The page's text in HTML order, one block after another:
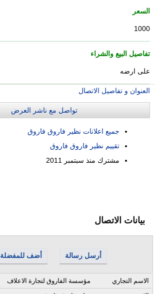
السعر
1000
تفاصيل البيع والشراء
على ارضه
العنوان و تفاصيل الاتصال
تواصل مع ناشر العرض
جميع اعلانات نظير فاروق فاروق
تقييم نظير فاروق فاروق
مشترك منذ سبتمبر 2011
بيانات الاتصال
أضف للمفضلة أرسل رسالة
مؤسسة الفاروق لتجارة الاعلاف
الاسم التجاري